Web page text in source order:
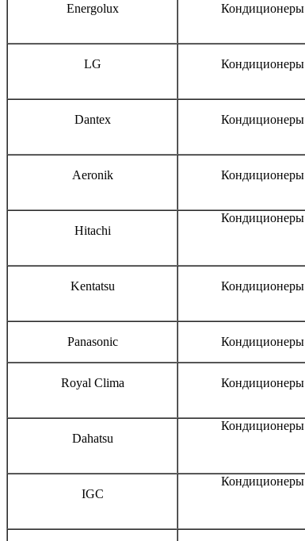
Energolux
Кондиционеры
LG
Кондиционеры
Dantex
Кондиционеры
Aeronik
Кондиционеры
Hitachi
Кондиционеры
Kentatsu
Кондиционеры
Panasonic Кондиционеры
Royal Clima
Кондиционеры
Dahatsu
Кондиционеры
IGC
Кондиционеры